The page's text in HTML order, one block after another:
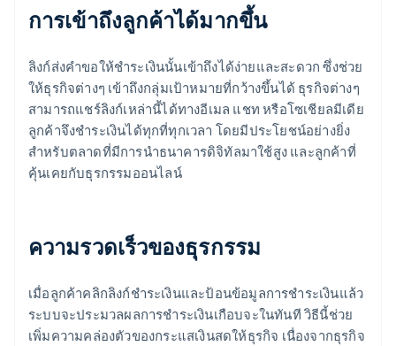
การเข้าถึงลูกค้าได้มากขึ้น
ลิงก์ส่งคำขอให้ชำระเงินนั้นเข้าถึงได้ง่ายและสะดวก ซึ่งช่วย
ให้ธุรกิจต่างๆ เข้าถึงกลุ่มเป้าหมายที่กว้างขึ้นได้ ธุรกิจต่างๆ
สามารถแชร์ลิงก์เหล่านี้ได้ทางอีเมล แชท หรือโซเชียลมีเดีย
ลูกค้าจึงชำระเงินได้ทุกที่ทุกเวลา โดยมีประโยชน์อย่างยิ่ง
สำหรับตลาดที่มีการนำธนาคารดิจิทัลมาใช้สูง และลูกค้าที่
คุ้นเคยกับธุรกรรมออนไลน์
ความรวดเร็วของธุรกรรม
เมื่อลูกค้าคลิกลิงก์ชำระเงินและป้อนข้อมูลการชำระเงินแล้ว
ระบบจะประมวลผลการชำระเงินเกือบจะในทันที วิธีนี้ช่วย
เพิ่มความคล่องตัวของกระแสเงินสดให้ธุรกิจ เนื่องจากธุรกิจ